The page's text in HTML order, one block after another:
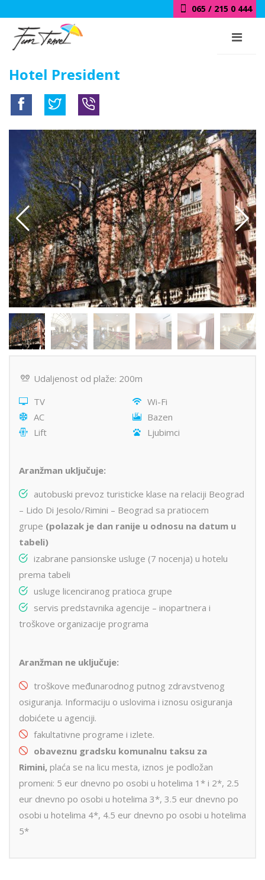
065 / 215 0 444
Hotel President
Udaljenost od plaže: 200m
TV
Wi-Fi
AC
Bazen
Lift
Ljubimci
Aranžman uključuje:
autobuski prevoz turisticke klase na relaciji Beograd
– Lido Di Jesolo/Rimini – Beograd sa pratiocem
grupe (polazak je dan ranije u odnosu na datum u
tabeli)
izabrane pansionske usluge (7 nocenja) u hotelu
prema tabeli
usluge licenciranog pratioca grupe
servis predstavnika agencije – inopartnera i
troškove organizacije programa
Aranžman ne uključuje:
troškove međunarodnog putnog zdravstvenog
osiguranja. Informaciju o uslovima i iznosu osiguranja
dobićete u agenciji.
fakultativne programe i izlete.
obaveznu gradsku komunalnu taksu za
Rimini, plaća se na licu mesta, iznos je podložan
promeni: 5 eur dnevno po osobi u hotelima 1* i 2*, 2.5
eur dnevno po osobi u hotelima 3*, 3.5 eur dnevno po
osobi u hotelima 4*, 4.5 eur dnevno po osobi u hotelima
5*